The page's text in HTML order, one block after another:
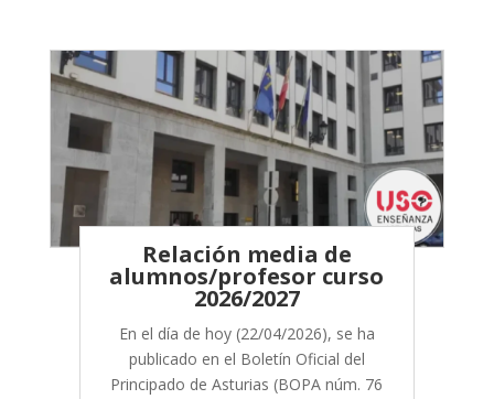
Relación media de
alumnos/profesor curso
2026/2027
En el día de hoy (22/04/2026), se ha
publicado en el Boletín Oficial del
Principado de Asturias (BOPA núm. 76